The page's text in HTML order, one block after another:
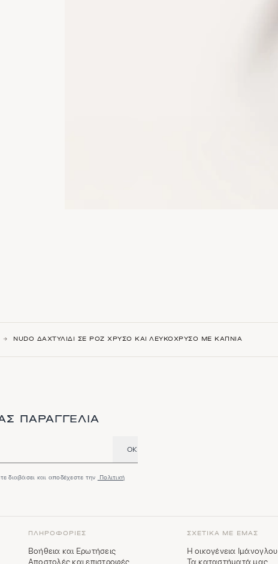
NUDO ΔΑΧΤΥΛΊΔΙ ΣΕ ΡΟΖ ΧΡΥΣΌ ΚΑΙ ΛΕΥΚΌΧΡΥΣΟ ΜΕ ΚΑΠΝΊΑ
ΠΑΡΑΓΓΕΛΊΑ
OK
διαβάσει και αποδέχεστε την
Πολιτική
ΠΛΗΡΟΦΟΡΊΕΣ
Βοήθεια και Ερωτήσεις
Αποστολές και επιστροφές
ΣΧΕΤΙΚΆ ΜΕ ΕΜΆΣ
Η οικογένεια Ιμάνογλου
Τα καταστήματά μας